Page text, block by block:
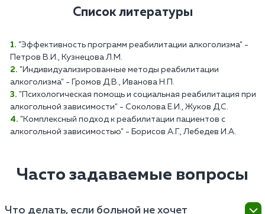
Список литературы
"Эффективность программ реабилитации алкоголизма" -
Петров В.И., Кузнецова Л.М.
"Индивидуализированные методы реабилитации
алкоголизма" - Громов Д.В., Иванова Н.П.
"Психологическая помощь и социальная реабилитация при
алкогольной зависимости" - Соколова Е.И., Жуков Д.С.
"Комплексный подход к реабилитации пациентов с
алкогольной зависимостью" - Борисов А.Г., Лебедев И.А.
Часто задаваемые вопросы
Что делать, если больной не хочет